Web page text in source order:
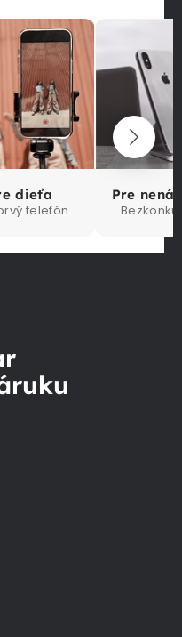
dieťa
telefón
Pre